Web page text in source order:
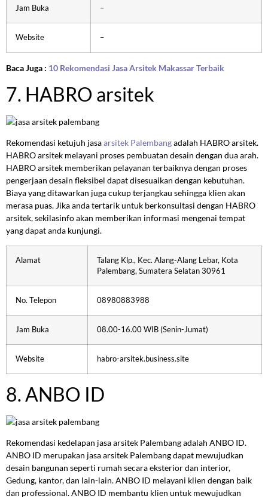
Jam Buka –
Website –
Baca Juga : 10 Rekomendasi Jasa Arsitek Makassar Terbaik
7. HABRO arsitek
Rekomendasi ketujuh jasaarsitek Palembangadalah HABRO arsitek.
HABRO arsitek melayani proses pembuatan desain dengan dua arah.
HABRO arsitek memberikan pelayanan terbaiknya dengan proses
pengerjaan desain fleksibel dapat disesuaikan dengan kebutuhan.
Biaya yang ditawarkan juga cukup terjangkau sehingga klien akan
merasa puas. Jika anda tertarik untuk berkonsultasi dengan HABRO
arsitek, sekilasinfo akan memberikan informasi mengenai tempat
yang dapat anda kunjungi.
Alamat
Talang Klp., Kec. Alang-Alang Lebar, Kota
Palembang, Sumatera Selatan 30961
No. Telepon 08980883988
Jam Buka 08.00-16.00 WIB (Senin-Jumat)
Website habro-arsitek.business.site
8. ANBO ID
Rekomendasi kedelapan jasa arsitek Palembang adalah ANBO ID.
ANBO ID merupakan jasa arsitek Palembang dapat mewujudkan
desain bangunan seperti rumah secara eksterior dan interior,
Gedung, kantor, dan lain-lain. ANBO ID melayani klien dengan baik
dan professional. ANBO ID membantu klien untuk mewujudkan